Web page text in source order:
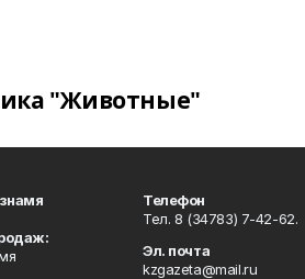
"Животные"
Телефон
Тел. 8 (34783) 7-42-62.
Эл. почта
kzgazeta@mail.ru